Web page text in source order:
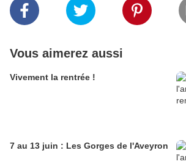
Vous aimerez aussi
Vivement la rentrée !
7 au 13 juin : Les Gorges de l'Aveyron